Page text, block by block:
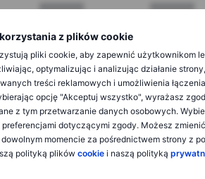
z plików cookie
pliki cookie, aby zapewnić użytkownikom
optymalizując i analizując działanie
treści reklamowych i umożliwienia
opcję "Akceptuj wszystko", wyrażasz
z tym przetwarzanie danych osobowych.
dotyczącymi zgody. Możesz
momencie za pośrednictwem strony z
polityką plikówcookie i naszą polityką
XXXXXXX XXXXXXX
XXXXXXX
XXXXXXX XXXXXXX
XXXXXXX XXXXXXX
XXXXXXX